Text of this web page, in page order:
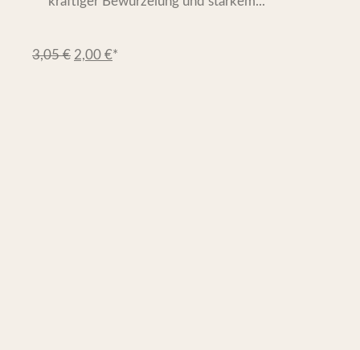
3,05€ 2,00 €*